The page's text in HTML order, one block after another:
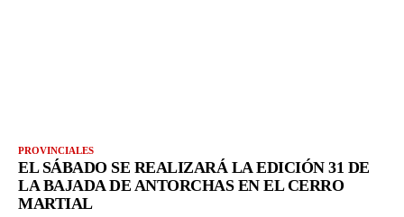
PROVINCIALES
EL SÁBADO SE REALIZARÁ LA EDICIÓN 31 DE
LA BAJADA DE ANTORCHAS EN EL CERRO
MARTIAL